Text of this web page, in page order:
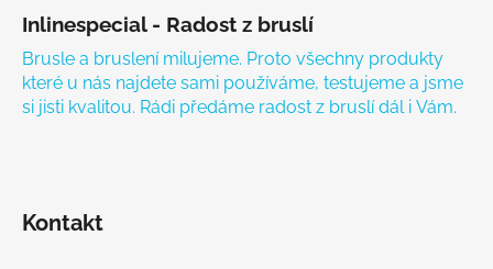
Inlinespecial - Radost z bruslí
Brusle a bruslení milujeme. Proto všechny produkty
které u nás najdete sami používáme, testujeme a jsme
si jisti kvalitou. Rádi předáme radost z bruslí dál i Vám.
Kontakt